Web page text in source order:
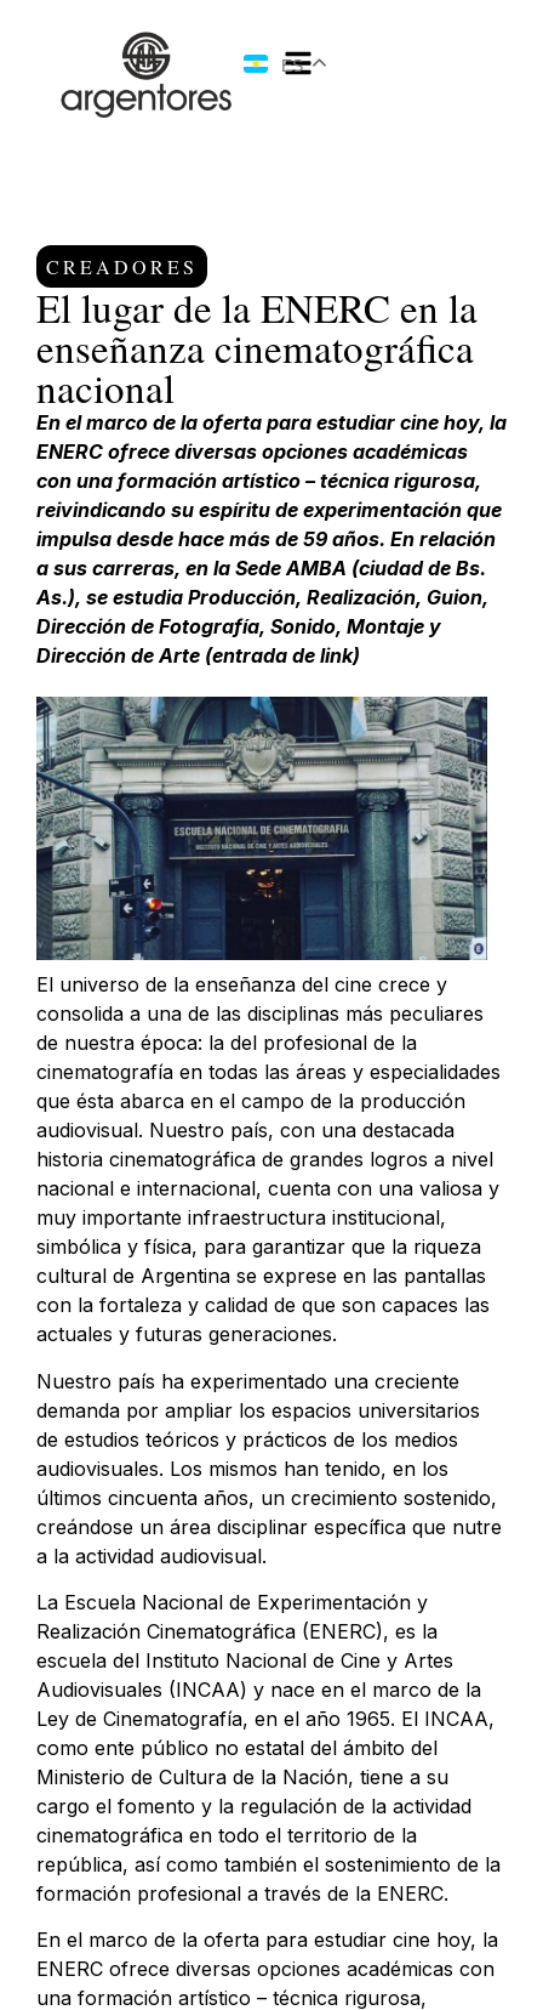
ES
CREADORES
El lugar de la ENERC en la
enseñanza cinematográfica
nacional
En el marco de la oferta para estudiar cine hoy, la
ENERC ofrece diversas opciones académicas
con una formación artístico – técnica rigurosa,
reivindicando su espíritu de experimentación que
impulsa desde hace más de 59 años. En relación
a sus carreras, en la Sede AMBA (ciudad de Bs.
As.), se estudia Producción, Realización, Guion,
Dirección de Fotografía, Sonido, Montaje y
Dirección de Arte (entrada de link)
El universo de la enseñanza del cine crece y
consolida a una de las disciplinas más peculiares
de nuestra época: la del profesional de la
cinematografía en todas las áreas y especialidades
que ésta abarca en el campo de la producción
audiovisual. Nuestro país, con una destacada
historia cinematográfica de grandes logros a nivel
nacional e internacional, cuenta con una valiosa y
muy importante infraestructura institucional,
simbólica y física, para garantizar que la riqueza
cultural de Argentina se exprese en las pantallas
con la fortaleza y calidad de que son capaces las
actuales y futuras generaciones.
Nuestro país ha experimentado una creciente
demanda por ampliar los espacios universitarios
de estudios teóricos y prácticos de los medios
audiovisuales. Los mismos han tenido, en los
últimos cincuenta años, un crecimiento sostenido,
creándose un área disciplinar específica que nutre
a la actividad audiovisual.
La Escuela Nacional de Experimentación y
Realización Cinematográfica (ENERC), es la
escuela del Instituto Nacional de Cine y Artes
Audiovisuales (INCAA) y nace en el marco de la
Ley de Cinematografía, en el año 1965. El INCAA,
como ente público no estatal del ámbito del
Ministerio de Cultura de la Nación, tiene a su
cargo el fomento y la regulación de la actividad
cinematográfica en todo el territorio de la
república, así como también el sostenimiento de la
formación profesional a través de la ENERC.
En el marco de la oferta para estudiar cine hoy, la
ENERC ofrece diversas opciones académicas con
una formación artístico – técnica rigurosa,